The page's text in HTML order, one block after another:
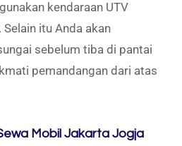
kendaraan UTV
itu Anda akan
sebelum tiba di pantai
pemandangan dari atas
Mobil Jakarta Jogja